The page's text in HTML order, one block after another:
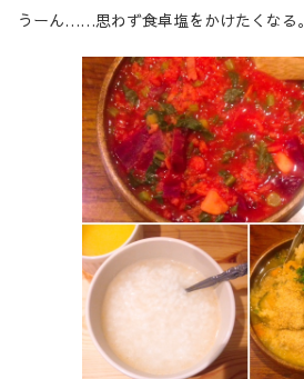
うーん……思わず食卓塩をかけたくなる。